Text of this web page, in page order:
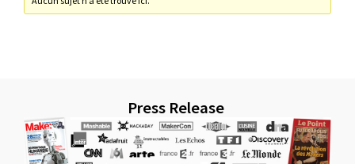
Press Release